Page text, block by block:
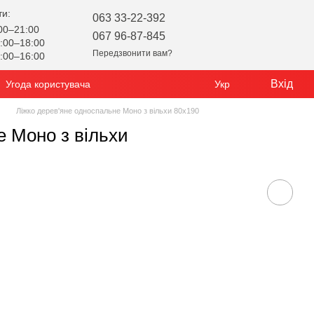
063 33-22-392
067 96-87-845
Передзвонити вам?
Угода користувача Укр Вхід
Ліжко дерев'яне односпальне Моно з вільхи 80х190
Моно з вільхи